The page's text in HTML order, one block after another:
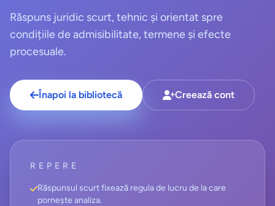
Răspuns juridic scurt, tehnic și orientat spre
condițiile de admisibilitate, termene și efecte
procesuale.
Înapoi la bibliotecă Creează cont
REPERE
Răspunsul scurt fixează regula de lucru de la care
pornește analiza.